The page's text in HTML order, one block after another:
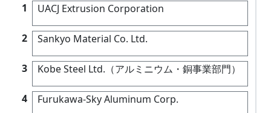
1 UACJ Extrusion Corporation
2 Sankyo Material Co. Ltd.
3 Kobe Steel Ltd.（アルミニウム・銅事業部門）
4 Furukawa-Sky Aluminum Corp.